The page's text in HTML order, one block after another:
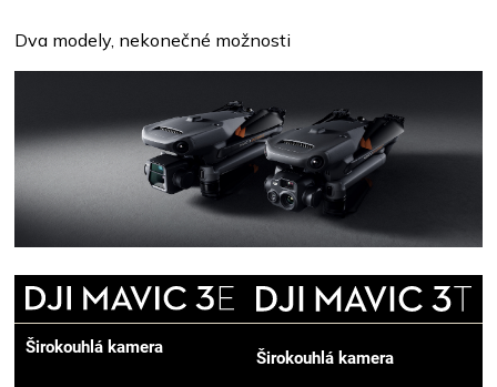
Dva modely, nekonečné možnosti
Širokouhlá kamera
Širokouhlá kamera